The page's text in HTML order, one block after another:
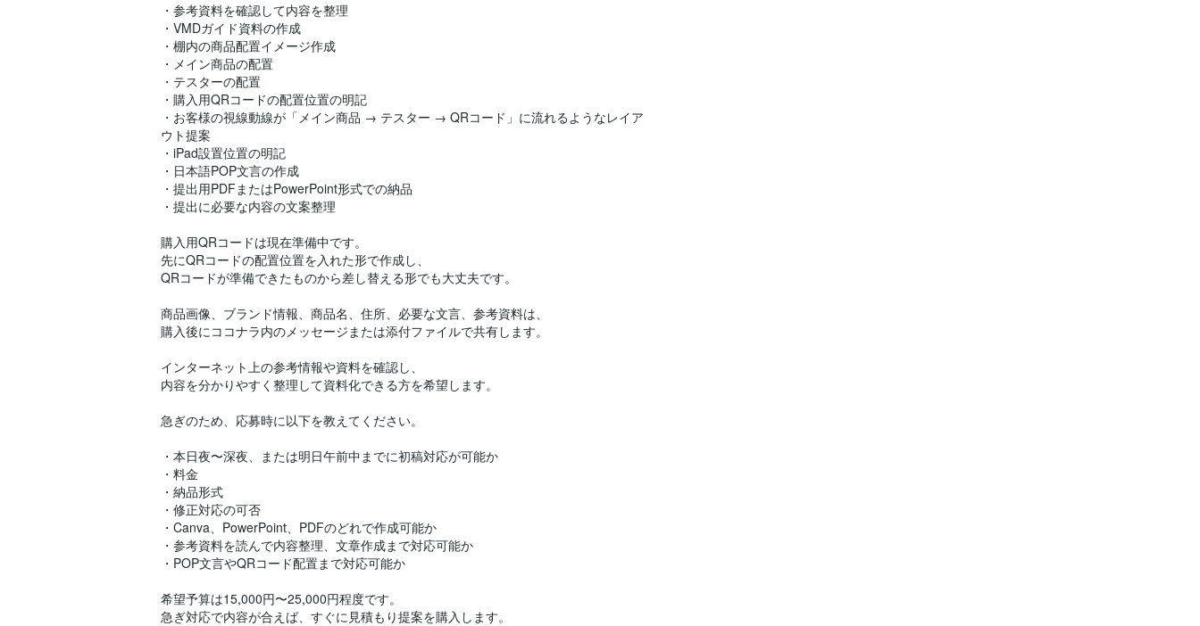
・参考資料を確認して内容を整理
・VMDガイド資料の作成
・棚内の商品配置イメージ作成
・メイン商品の配置
・テスターの配置
・購入用QRコードの配置位置の明記
・お客様の視線動線が「メイン商品 → テスター → QRコード」に流れるようなレイア
ウト提案
・iPad設置位置の明記
・日本語POP文言の作成
・提出用PDFまたはPowerPoint形式での納品
・提出に必要な内容の文案整理
購入用QRコードは現在準備中です。
先にQRコードの配置位置を入れた形で作成し、
QRコードが準備できたものから差し替える形でも大丈夫です。
商品画像、ブランド情報、商品名、住所、必要な文言、参考資料は、
購入後にココナラ内のメッセージまたは添付ファイルで共有します。
インターネット上の参考情報や資料を確認し、
内容を分かりやすく整理して資料化できる方を希望します。
急ぎのため、応募時に以下を教えてください。
・本日夜〜深夜、または明日午前中までに初稿対応が可能か
・料金
・納品形式
・修正対応の可否
・Canva、PowerPoint、PDFのどれで作成可能か
・参考資料を読んで内容整理、文章作成まで対応可能か
・POP文言やQRコード配置まで対応可能か
希望予算は15,000円〜25,000円程度です。
急ぎ対応で内容が合えば、すぐに見積もり提案を購入します。